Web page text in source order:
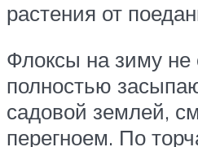
растения от
Флоксы на зиму не
полностью
садовой землей,
перегноем. По